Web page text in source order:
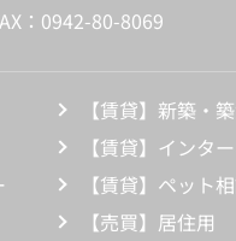
：0942-80-8069
【賃貸】新築・
【賃貸】インタ
【賃貸】ペット
【売買】居住用